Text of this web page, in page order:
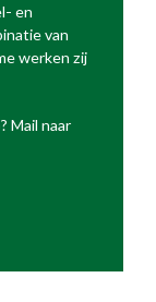
en
van
werken zij
Mail naar